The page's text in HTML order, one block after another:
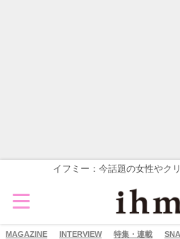
イフミー：今話題の女性やク
MAGAZINE INTERVIEW 特集・連載